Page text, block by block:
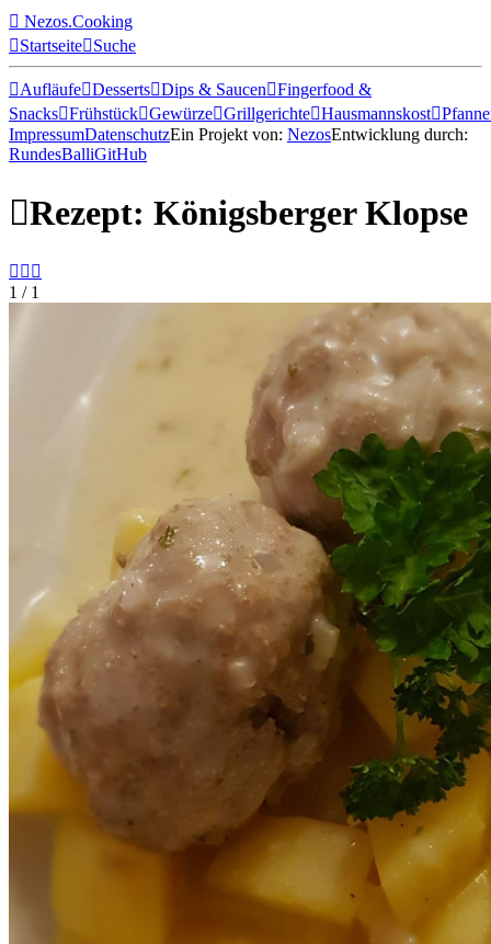
 Nezos.Cooking
StartseiteSuche
AufläufeDessertsDips & SaucenFingerfood &
SnacksFrühstückGewürzeGrillgerichteHausmannskost
ImpressumDatenschutzEin Projekt von: NezosEntwicklung durch:
RundesBalliGitHub
Rezept: Königsberger Klopse
  
1 / 1